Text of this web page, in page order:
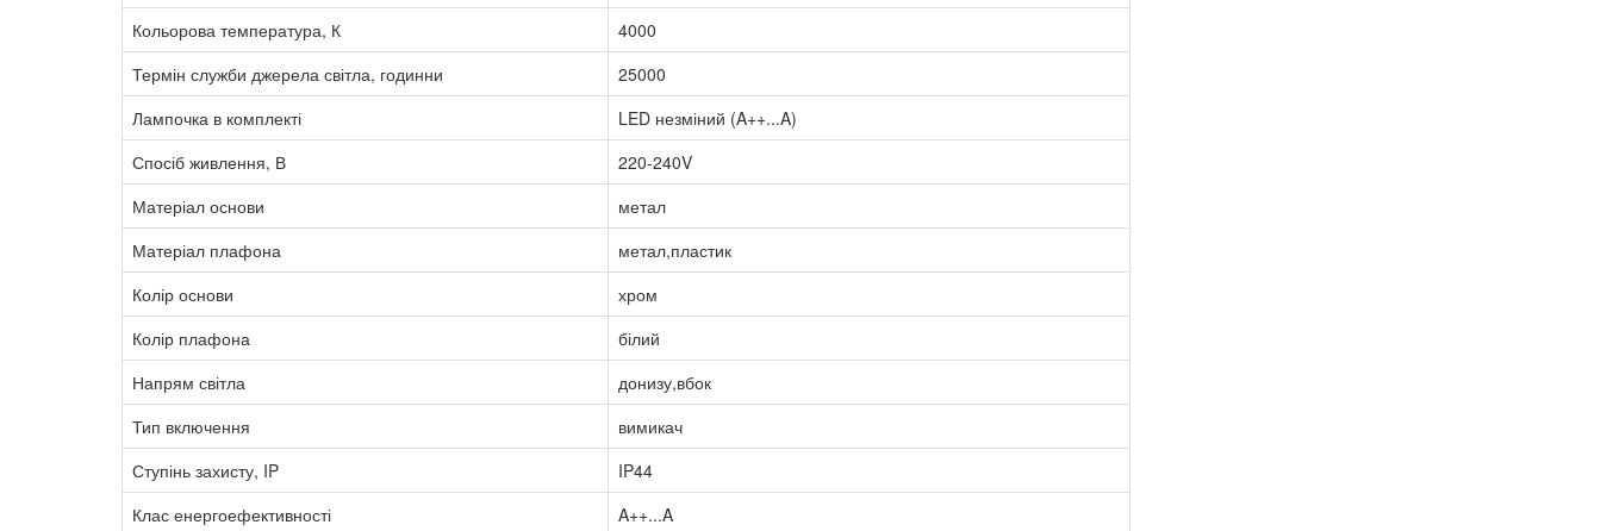
Кольорова температура, К
4000
Термін служби джерела світла, годинни
25000
Лампочка в комплекті
LED незміний (A++...A)
Спосіб живлення, В
220-240V
Матеріал основи
метал
Матеріал плафона
метал,пластик
Колір основи
хром
Колір плафона
білий
Напрям світла
донизу,вбок
Тип включення
вимикач
Ступінь захисту, IP
IP44
Клас енергоефективності
A++...A